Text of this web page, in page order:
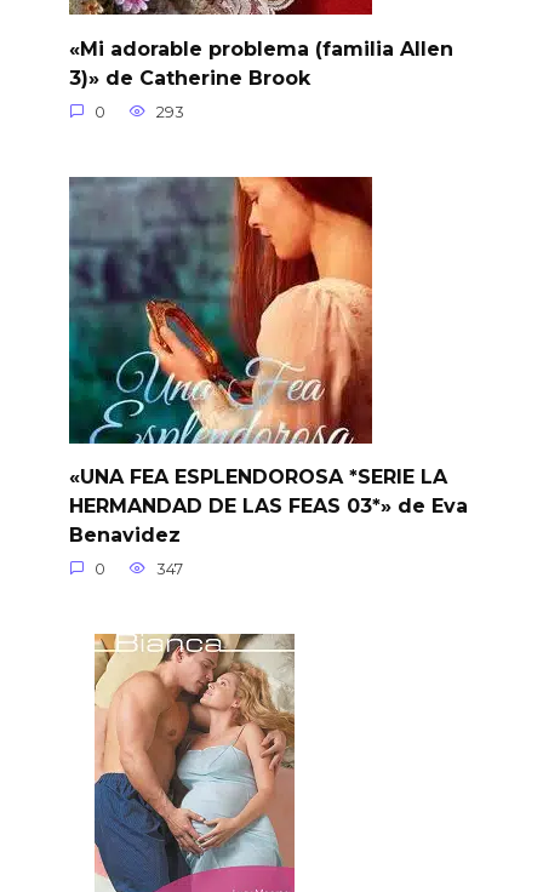
«Mi adorable problema (familia Allen
3)» de Catherine Brook
0 293
«UNA FEA ESPLENDOROSA *SERIE LA
HERMANDAD DE LAS FEAS 03*» de Eva
Benavidez
0 347